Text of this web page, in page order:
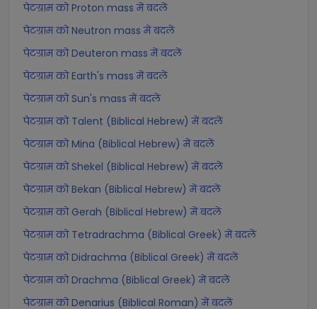
पेटग्राम को Proton mass में बदलें
पेटग्राम को Neutron mass में बदलें
पेटग्राम को Deuteron mass में बदलें
पेटग्राम को Earth's mass में बदलें
पेटग्राम को Sun's mass में बदलें
पेटग्राम को Talent (Biblical Hebrew) में बदलें
पेटग्राम को Mina (Biblical Hebrew) में बदलें
पेटग्राम को Shekel (Biblical Hebrew) में बदलें
पेटग्राम को Bekan (Biblical Hebrew) में बदलें
पेटग्राम को Gerah (Biblical Hebrew) में बदलें
पेटग्राम को Tetradrachma (Biblical Greek) में बदलें
पेटग्राम को Didrachma (Biblical Greek) में बदलें
पेटग्राम को Drachma (Biblical Greek) में बदलें
पेटग्राम को Denarius (Biblical Roman) में बदलें